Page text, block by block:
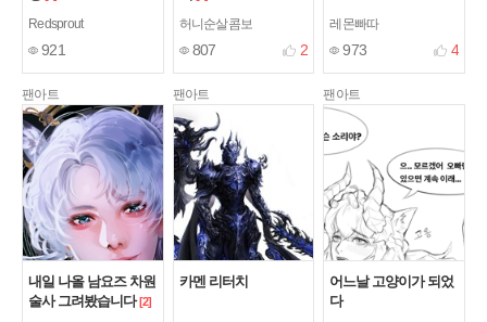
Redsprout
921
허니순살콤보
807 2
레몬빠따
973 4
팬아트
내일 나올 남요즈 차원
술사 그려봤습니다 [2]
팬아트
카멘 리터치
팬아트
어느날 고양이가 되었
다